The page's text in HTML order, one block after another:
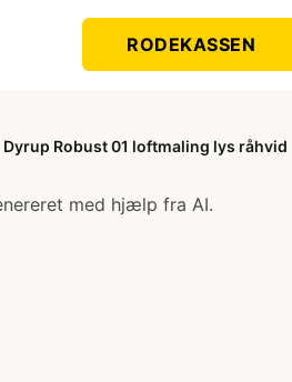
RODEKASSEN
Dyrup Robust 01 loftmaling lys råhvid
med hjælp fra AI.